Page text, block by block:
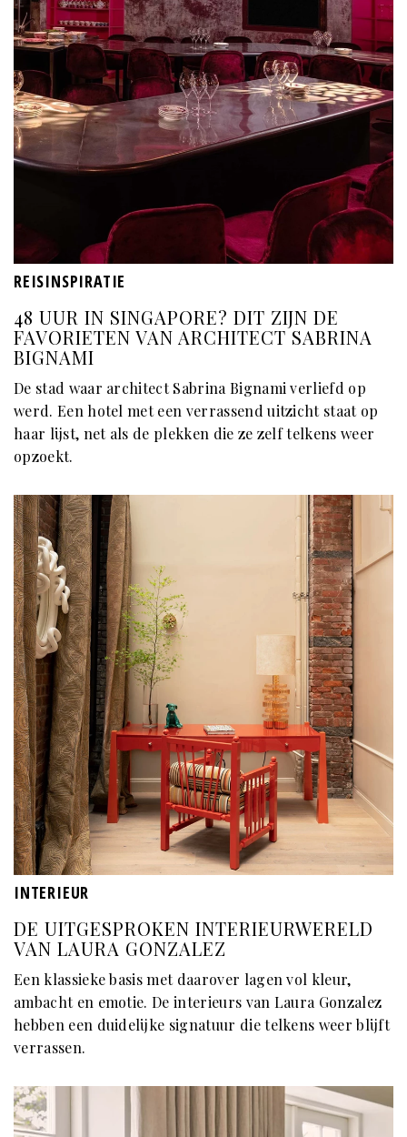
REISINSPIRATIE
48 UUR IN SINGAPORE? DIT ZIJN DE
FAVORIETEN VAN ARCHITECT SABRINA
BIGNAMI
De stad waar architect Sabrina Bignami verliefd op
werd. Een hotel met een verrassend uitzicht staat op
haar lijst, net als de plekken die ze zelf telkens weer
opzoekt.
INTERIEUR
DE UITGESPROKEN INTERIEURWERELD
VAN LAURA GONZALEZ
Een klassieke basis met daarover lagen vol kleur,
ambacht en emotie. De interieurs van Laura Gonzalez
hebben een duidelijke signatuur die telkens weer blijft
verrassen.